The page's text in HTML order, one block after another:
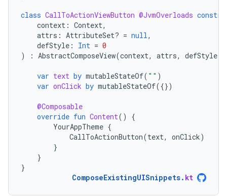
class CallToActionViewButton @JvmOverloads
context : Context,
attrs : AttributeSet? = null,
defStyle : Int = 0
)
: AbstractComposeView(context, attrs, defStyle
var text by mutableStateOf( "" )
var onClick by mutableStateOf({})
@Composable
override fun Content()
{
YourAppTheme {
CallToActionButton(text, onClick)
}
}
}
ComposeExistingUISnippets. kt